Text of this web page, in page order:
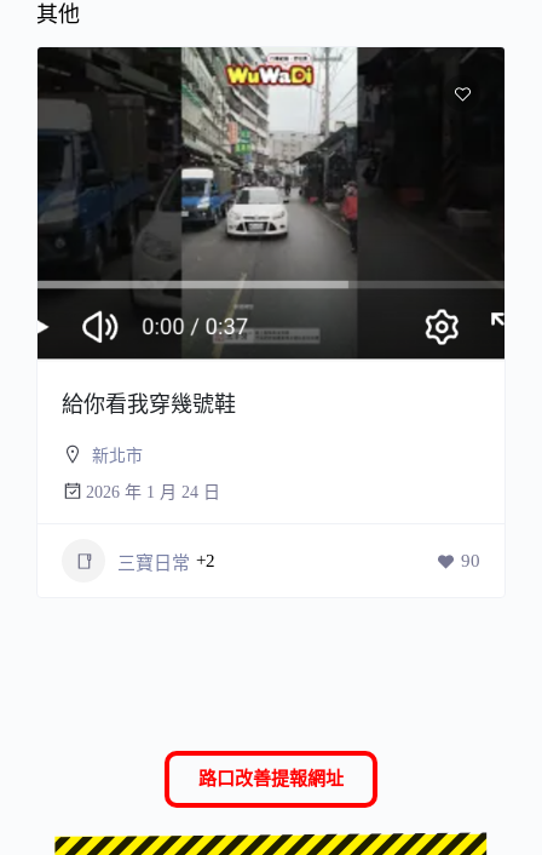
其他
給你看我穿幾號鞋
新北市
2026 年 1 月 24 日
三寶日常 +2 90
路口改善提報網址